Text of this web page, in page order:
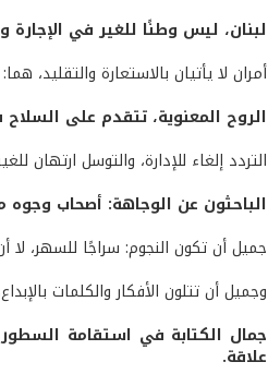
لبنان، ليس وطنًا للغير في
أمران لا يأتيان بالاستعارة والتقليد،
الروح المعنوية، تتقدم على
التردد إلغاء للإدارة، والتوسل ارتهان
الباحثون عن الوجاهة: أصحاب وجوه
جميل أن تكون النجوم: سراجًا للسهر،
وجميل أن تتلون الأفكار والكلمات
جمال الكتابة في استقامة
علاقة.